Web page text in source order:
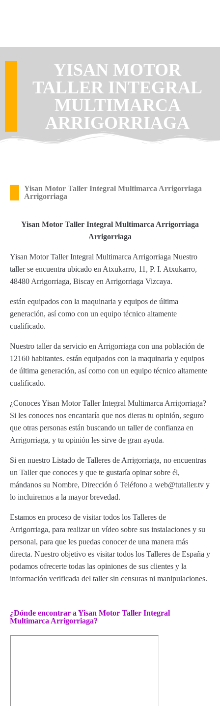
YISAN MOTOR
TALLER INTEGRAL
MULTIMARCA
ARRIGORRIAGA
Yisan Motor Taller Integral Multimarca Arrigorriaga
Arrigorriaga
Yisan Motor Taller Integral Multimarca Arrigorriaga
Arrigorriaga
Yisan Motor Taller Integral Multimarca Arrigorriaga Nuestro
taller se encuentra ubicado en Atxukarro, 11, P. I. Atxukarro,
48480 Arrigorriaga, Biscay en Arrigorriaga Vizcaya.
están equipados con la maquinaria y equipos de última
generación, así como con un equipo técnico altamente
cualificado.
Nuestro taller da servicio en Arrigorriaga con una población de
12160 habitantes. están equipados con la maquinaria y equipos
de última generación, así como con un equipo técnico altamente
cualificado.
¿Conoces Yisan Motor Taller Integral Multimarca Arrigorriaga?
Si les conoces nos encantaría que nos dieras tu opinión, seguro
que otras personas están buscando un taller de confianza en
Arrigorriaga, y tu opinión les sirve de gran ayuda.
Si en nuestro Listado de Talleres de Arrigorriaga, no encuentras
un Taller que conoces y que te gustaría opinar sobre él,
mándanos su Nombre, Dirección ó Teléfono a web@tutaller.tv y
lo incluiremos a la mayor brevedad.
Estamos en proceso de visitar todos los Talleres de
Arrigorriaga, para realizar un vídeo sobre sus instalaciones y su
personal, para que les puedas conocer de una manera más
directa. Nuestro objetivo es visitar todos los Talleres de España y
podamos ofrecerte todas las opiniones de sus clientes y la
información verificada del taller sin censuras ni manipulaciones.
¿Dónde encontrar a Yisan Motor Taller Integral
Multimarca Arrigorriaga?